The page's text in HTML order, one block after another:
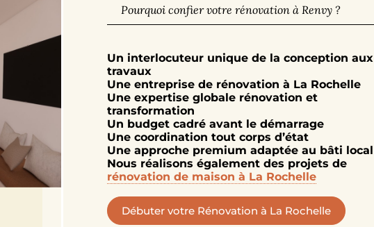
Pourquoi confier votre rénovation à Renvy ?
Un interlocuteur unique de la conception aux
travaux
Une entreprise de rénovation à La Rochelle
Une expertise globale rénovation et
transformation
Un budget cadré avant le démarrage
Une coordination tout corps d’état
Une approche premium adaptée au bâti local
Nous réalisons également des projets de
rénovation de maison à La Rochelle
Débuter votre Rénovation à La Rochelle